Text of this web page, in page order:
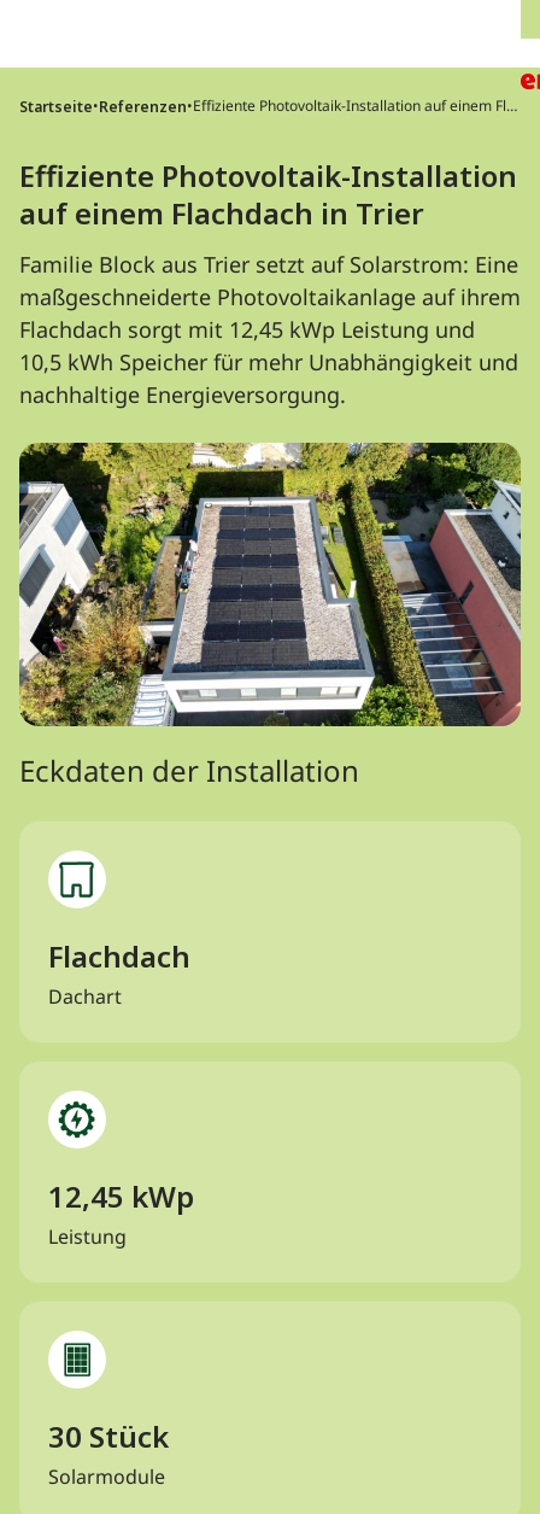
Startseite•Referenzen•Effiziente Photovoltaik-Installation auf einem Fla
Effiziente Photovoltaik-Installation
auf einem Flachdach in Trier
Familie Block aus Trier setzt auf Solarstrom: Eine
maßgeschneiderte Photovoltaikanlage auf ihrem
Flachdach sorgt mit 12,45 kWp Leistung und
10,5 kWh Speicher für mehr Unabhängigkeit und
nachhaltige Energieversorgung.
Eckdaten der Installation
Flachdach
Dachart
12,45 kWp
Leistung
30 Stück
Solarmodule